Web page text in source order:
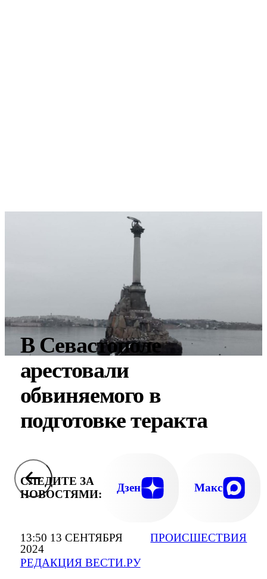
13:50 13 СЕНТЯБРЯ
2024
РЕДАКЦИЯ ВЕСТИ.РУ
ПРОИСШЕСТВИЯ
В Севастополе
арестовали
обвиняемого в
подготовке теракта
СЛЕДИТЕ ЗА
НОВОСТЯМИ:
Дзен Макс